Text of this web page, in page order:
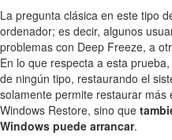
La pregunta clásica en este tipo
ordenador; es decir, algunos
problemas con Deep Freeze, a
En lo que respecta a esta
de ningún tipo, restaurando el
solamente permite restaurar más
Windows Restore, sino que
Windows puede arrancar.